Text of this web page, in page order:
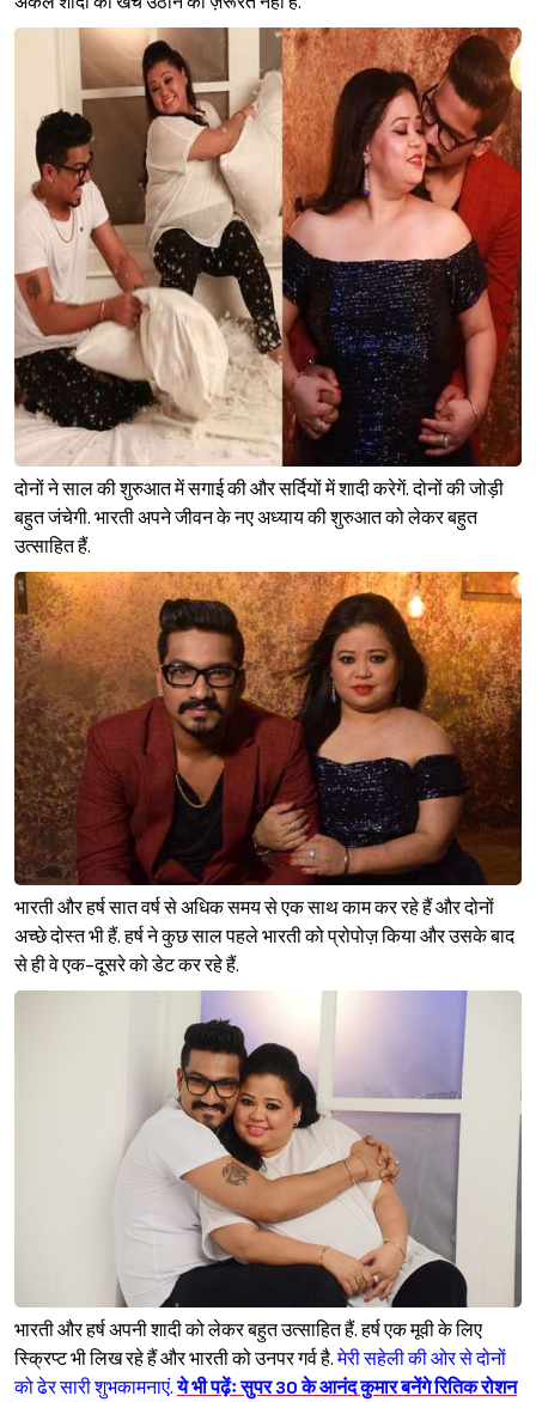
दोनों ने साल की शुरुआत में सगाई की और सर्दियों में शादी करेगें. दोनों की जोड़ी
बहुत जंचेगी. भारती अपने जीवन के नए अध्याय की शुरुआत को लेकर बहुत
उत्साहित हैं.
भारती और हर्ष सात वर्ष से अधिक समय से एक साथ काम कर रहे हैं और दोनों
अच्छे दोस्त भी हैं. हर्ष ने कुछ साल पहले भारती को प्रोपोज़ किया और उसके बाद
से ही वे एक-दूसरे को डेट कर रहे हैं.
भारती और हर्ष अपनी शादी को लेकर बहुत उत्साहित हैं. हर्ष एक मूवी के लिए
स्क्रिप्ट भी लिख रहे हैं और भारती को उनपर गर्व है.मेरी सहेली की ओर से दोनों
को ढेर सारी शुभकामनाएं. ये भी पढ़ेंः सुपर 30 के आनंद कुमार बनेंगे रितिक रोशन